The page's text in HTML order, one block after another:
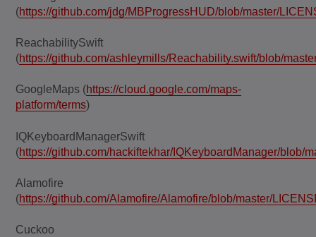
(https://github.com/jdg/MBProgressHUD/blob/master/
ReachabilitySwift
(https://github.com/ashleymills/Reachability.swift/blob/
GoogleMaps (https://cloud.google.com/maps-
platform/terms)
IQKeyboardManagerSwift
(https://github.com/hackiftekhar/IQKeyboardManager/blob/
Alamofire
(https://github.com/Alamofire/Alamofire/blob/master/
Cuckoo